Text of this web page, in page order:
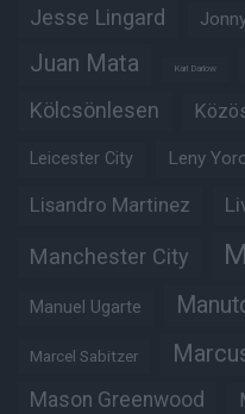
Jesse Lingard
Juan Mata Karl Darlow
Kölcsönlesen
Leicester City Leny
Lisandro Martinez
Manchester City
Manuel Ugarte
Marcel Sabitzer
Mason Greenwood